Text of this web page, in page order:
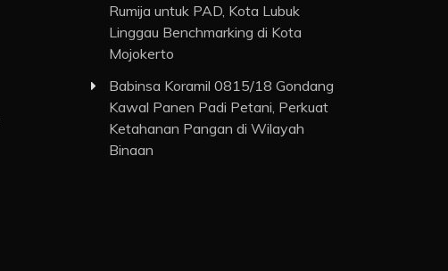
Rumija untuk PAD, Kota Lubuk
Linggau Benchmarking di Kota
Mojokerto
Babinsa Koramil 0815/18 Gondang
Kawal Panen Padi Petani, Perkuat
Ketahanan Pangan di Wilayah
Binaan